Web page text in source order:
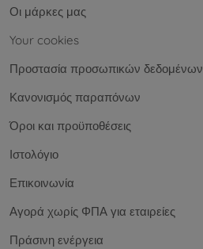
Οι μάρκες μας
Your cookies
Προστασία προσωπικών δεδομένων
Κανονισμός παραπόνων
Όροι και προϋποθέσεις
Ιστολόγιο
Επικοινωνία
Αγορά χωρίς ΦΠΑ για εταιρείες
Πράσινη ενέργεια